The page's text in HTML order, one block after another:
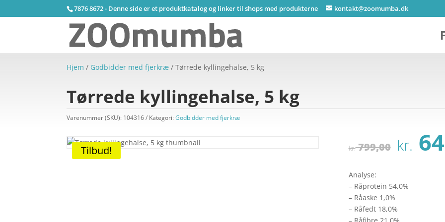
7876 8672 - Denne side er et produktkatalog og linker til shops med produkterne kontakt@zoomumba.dk
Hjem / Godbidder med fjerkræ / Tørrede kyllingehalse, 5 kg
Tørrede kyllingehalse, 5 kg
Varenummer (SKU): 104316 Kategori:Godbidder med fjerkræ
Tilbud! kr.799,00 Den
var:
kr.
kr.
Analyse:
– Råprotein 54,0%
– Råaske 1,0%
– Råfedt 18,0%